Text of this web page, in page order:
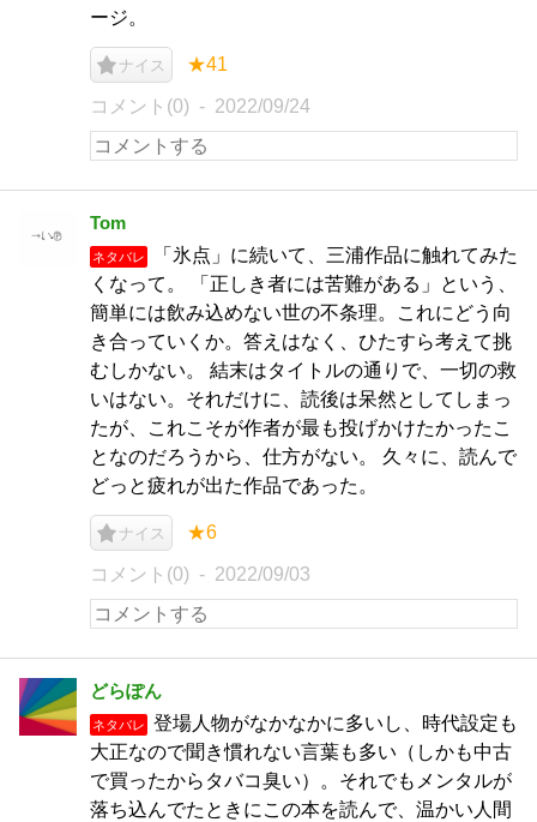
ージ。
ナイス ★41
コメント(0) 2022/09/24
Tom
ネタバレ
「氷点」に続いて、三浦作品に触れてみた
くなって。 「正しき者には苦難がある」という、
簡単には飲み込めない世の不条理。これにどう向
き合っていくか。答えはなく、ひたすら考えて挑
むしかない。 結末はタイトルの通りで、一切の救
いはない。それだけに、読後は呆然としてしまっ
たが、これこそが作者が最も投げかけたかったこ
となのだろうから、仕方がない。 久々に、読んで
どっと疲れが出た作品であった。
ナイス ★6
コメント(0) 2022/09/03
どらぽん
ネタバレ
登場人物がなかなかに多いし、時代設定も
大正なので聞き慣れない言葉も多い（しかも中古
で買ったからタバコ臭い）。それでもメンタルが
落ち込んでたときにこの本を読んで、温かい人間